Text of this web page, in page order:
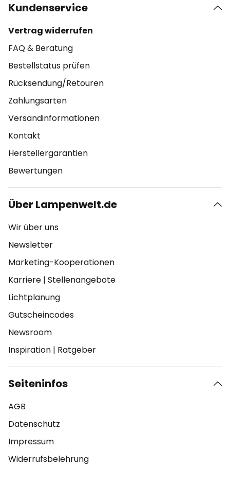
Kundenservice
Vertrag widerrufen
FAQ & Beratung
Bestellstatus prüfen
Rücksendung/Retouren
Zahlungsarten
Versandinformationen
Kontakt
Herstellergarantien
Bewertungen
Über Lampenwelt.de
Wir über uns
Newsletter
Marketing-Kooperationen
Karriere | Stellenangebote
Lichtplanung
Gutscheincodes
Newsroom
Inspiration | Ratgeber
Seiteninfos
AGB
Datenschutz
Impressum
Widerrufsbelehrung